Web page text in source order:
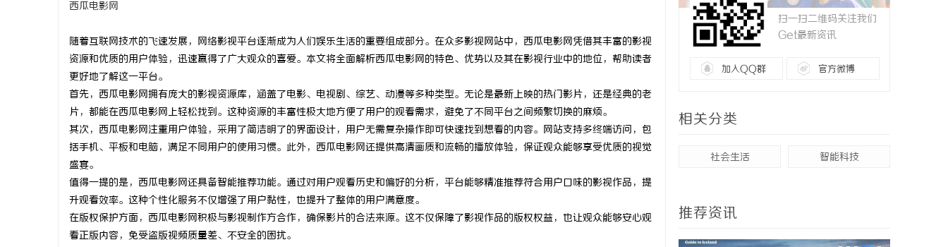
西瓜电影网
随着互联网技术的飞速发展，网络影视平台逐渐成为人们娱乐生活的重要组成部分。在众多影视网站中，西瓜电影网凭借其丰富的影视
资源和优质的用户体验，迅速赢得了广大观众的喜爱。本文将全面解析西瓜电影网的特色、优势以及其在影视行业中的地位，帮助读者
更好地了解这一平台。
首先，西瓜电影网拥有庞大的影视资源库，涵盖了电影、电视剧、综艺、动漫等多种类型。无论是最新上映的热门影片，还是经典的老
片，都能在西瓜电影网上轻松找到。这种资源的丰富性极大地方便了用户的观看需求，避免了不同平台之间频繁切换的麻烦。
其次，西瓜电影网注重用户体验，采用了简洁明了的界面设计，用户无需复杂操作即可快速找到想看的内容。网站支持多终端访问，包
括手机、平板和电脑，满足不同用户的使用习惯。此外，西瓜电影网还提供高清画质和流畅的播放体验，保证观众能够享受优质的视觉
盛宴。
值得一提的是，西瓜电影网还具备智能推荐功能。通过对用户观看历史和偏好的分析，平台能够精准推荐符合用户口味的影视作品，提
升观看效率。这种个性化服务不仅增强了用户黏性，也提升了整体的用户满意度。
在版权保护方面，西瓜电影网积极与影视制作方合作，确保影片的合法来源。这不仅保障了影视作品的版权权益，也让观众能够安心观
看正版内容，免受盗版视频质量差、不安全的困扰。
扫一扫二维码关注我们
Get最新资讯
加入QQ群 官方微博
相关分类
社会生活 智能科技
推荐资讯